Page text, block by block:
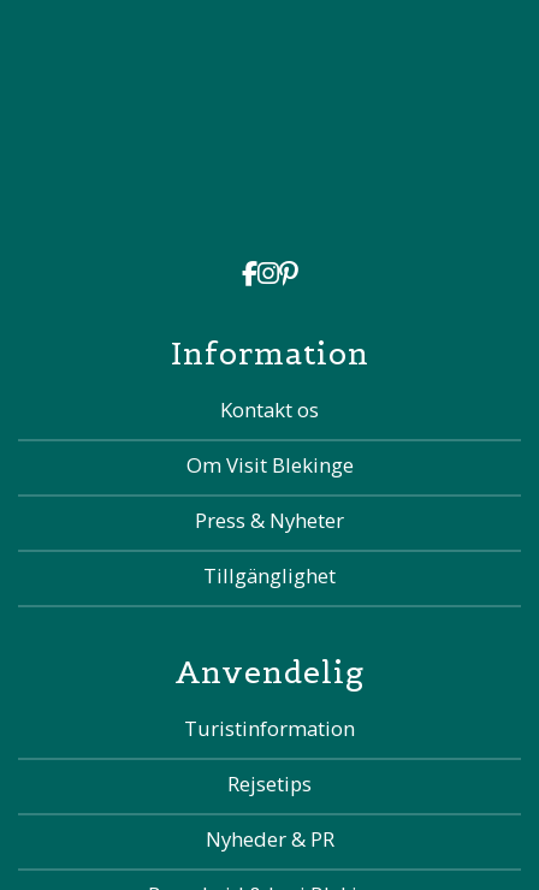
Information
Kontakt os
Om Visit Blekinge
Press & Nyheter
Tillgänglighet
Anvendelig
Turistinformation
Rejsetips
Nyheder & PR